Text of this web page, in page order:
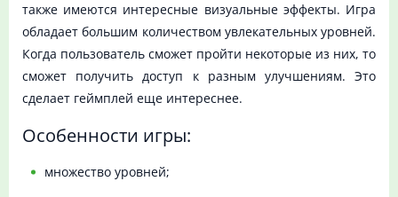
также имеются интересные визуальные эффекты. Игра
обладает большим количеством увлекательных уровней.
Когда пользователь сможет пройти некоторые из них, то
сможет получить доступ к разным улучшениям. Это
сделает геймплей еще интереснее.
Особенности игры:
множество уровней;